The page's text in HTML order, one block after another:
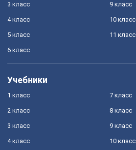
3 класс
4 класс
5 класс
6 класс
9 класс
10 класс
11 класс
Учебники
1 класс
2 класс
3 класс
4 класс
7 класс
8 класс
9 класс
10 класс